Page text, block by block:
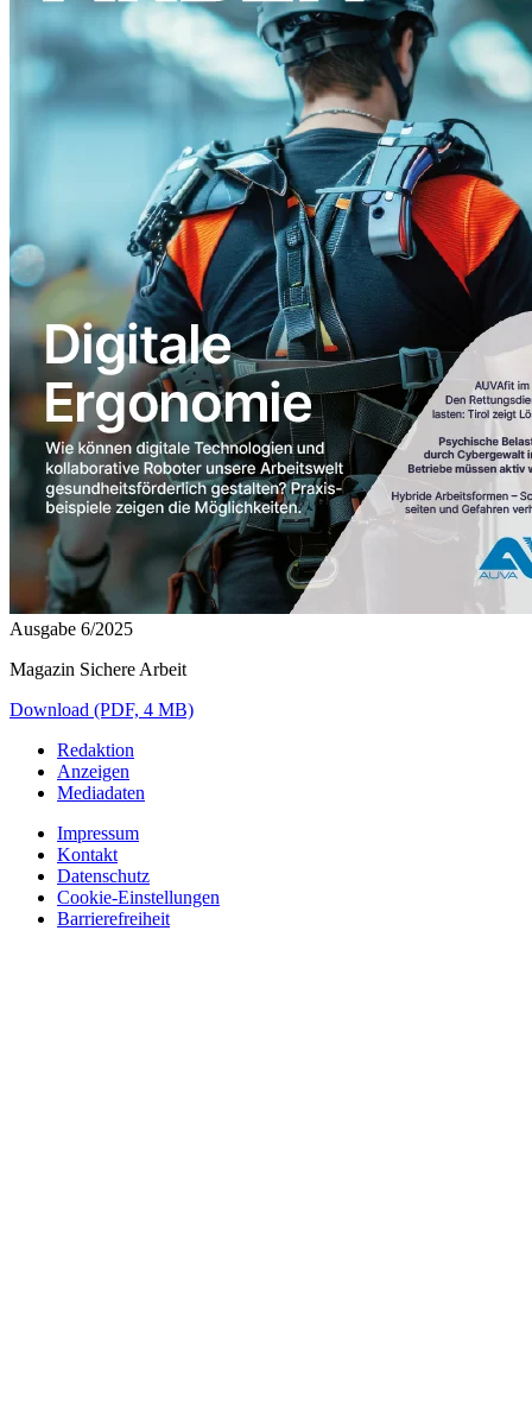
Ausgabe 6/2025
Magazin Sichere Arbeit
Download (PDF, 4 MB)
Redaktion
Anzeigen
Mediadaten
Impressum
Kontakt
Datenschutz
Cookie-Einstellungen
Barrierefreiheit